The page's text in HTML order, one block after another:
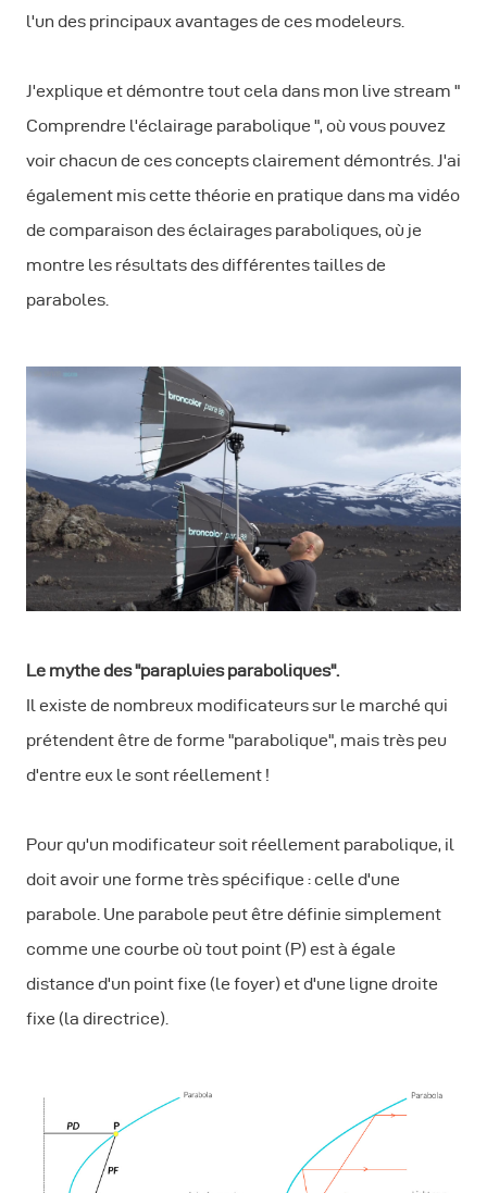
l'un des principaux avantages de ces modeleurs.
J'explique et démontre tout cela dans mon live stream "
Comprendre l'éclairage parabolique ", où vous pouvez
voir chacun de ces concepts clairement démontrés. J'ai
également mis cette théorie en pratique dans ma vidéo
de comparaison des éclairages paraboliques, où je
montre les résultats des différentes tailles de
paraboles.
Le mythe des "parapluies paraboliques".
Il existe de nombreux modificateurs sur le marché qui
prétendent être de forme "parabolique", mais très peu
d'entre eux le sont réellement !
Pour qu'un modificateur soit réellement parabolique, il
doit avoir une forme très spécifique : celle d'une
parabole. Une parabole peut être définie simplement
comme une courbe où tout point (P) est à égale
distance d'un point fixe (le foyer) et d'une ligne droite
fixe (la directrice).